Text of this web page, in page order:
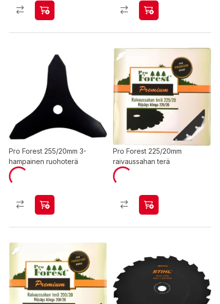
Pro Forest 255/20mm 3-
hampainen ruohoterä
Pro Forest 225/20mm
raivaussahan terä